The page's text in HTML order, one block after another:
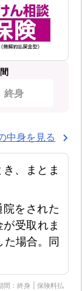
終身
中身を見る
、まとま
をされた
受取れま
場合。同
間：終身 | 保険料払